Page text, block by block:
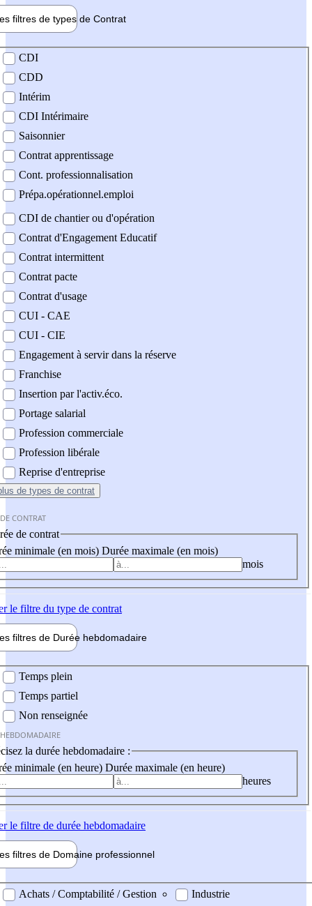
filtres de types de Contrat
contrat
CDI
CDD
Intérim
CDI Intérimaire
Saisonnier
Contrat apprentissage
Cont. professionnalisation
Prépa.opérationnel.emploi
CDI de chantier ou d'opération
Contrat d'Engagement Educatif
Contrat intermittent
Contrat pacte
Contrat d'usage
CUI - CAE
CUI - CIE
Engagement à servir dans la réserve
Franchise
Insertion par l'activ.éco.
Portage salarial
Profession commerciale
Profession libérale
Reprise d'entreprise
de types de contrat
CONTRAT
de contrat
minimale (en mois) Durée maximale (en mois)
mois
le filtre du type de contrat
filtres de Durée hebdomadaire
Temps plein
Temps partiel
Non renseignée
la durée hebdomadaire :
minimale (en heure) Durée maximale (en heure)
heures
le filtre de durée hebdomadaire
filtres de Domaine professionnel
professionel
Achats / Comptabilité / Gestion
Industrie